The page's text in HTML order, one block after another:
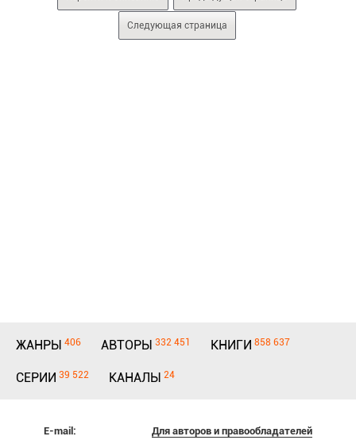
Следующая страница
ЖАНРЫ 406 АВТОРЫ 332 451 КНИГИ 858 637
СЕРИИ 39 522 КАНАЛЫ 24
E-mail: Для авторов и правообладателей